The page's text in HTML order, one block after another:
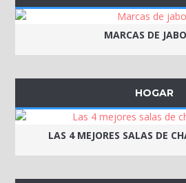
MARCAS DE
HOGAR
LAS 4 MEJORES SALAS DE